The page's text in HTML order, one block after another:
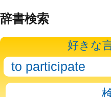
辞書検索
好きな